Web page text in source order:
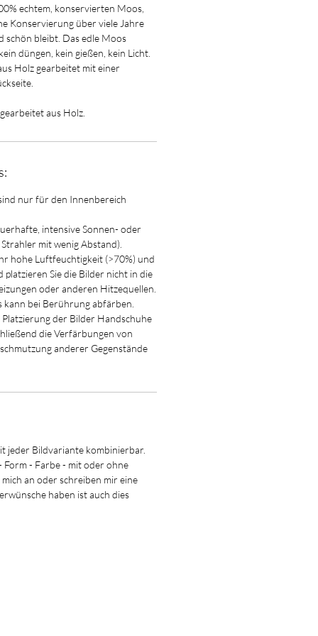
echtem, konservierten Moos,
Konservierung über viele Jahre
schön bleibt. Das edle Moos
düngen, kein gießen, kein Licht.
Holz gearbeitet mit einer
aus Holz.
nur für den Innenbereich
intensive Sonnen- oder
mit wenig Abstand).
hohe Luftfeuchtigkeit (>70%) und
Sie die Bilder nicht in die
oder anderen Hitzequellen.
bei Berührung abfärben.
Platzierung der Bilder Handschuhe
die Verfärbungen von
anderer Gegenstände
jeder Bildvariante kombinierbar.
- Farbe - mit oder ohne
an oder schreiben mir eine
haben ist auch dies